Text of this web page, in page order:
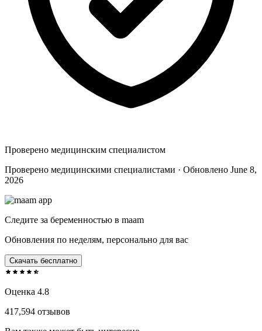
Проверено медицинским специалистом
Проверено медицинскими специалистами · Обновлено June 8,
2026
Следите за беременностью в maam
Обновления по неделям, персонально для вас
Скачать бесплатно
Оценка 4.8
417,594 отзывов